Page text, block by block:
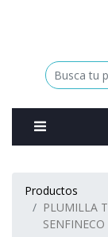
Productos
PLUMILLA
SENFINECO